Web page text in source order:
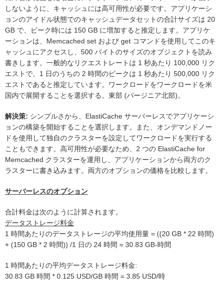
しないように、キャッシュには高可用性が必要です。アプリケーシ
ョンのアイドル状態でのキャッシュデータセットの合計サイズは 20
GB で、ピーク時には 150 GB に増加すると推定します。アプリケ
ーションは、Memcached set および get コマンドを使用してこのキ
ャッシュにアクセスし、500 バイトのサイズのオブジェクトを読み
書きします。一般的なリクエストレートは 1 秒あたり 100,000 リク
エストで、1 日のうちの 2 時間のピークは 1 秒あたり 500,000 リク
エストであると推定しています。ワークロードをワークロードを米
国内で展開することを選択する。東部 (バージニア北部)。
解決策: シンプルさから、ElastiCache サーバーレスでアプリケーシ
ョンの構築を開始することを選択します。また、オンデマンドノー
ドを使用して独自のクラスターを設定してワークロードを実行する
こともできます。高可用性が必要なため、2 つの ElastiCache for
Memcached クラスターを運用し、アプリケーションから両方のク
ラスターに書き込みます。両方のオプションの価格を比較します。
サーバーレスのオプション
合計料金は次のように計算されます。
データストレージ料金
1 時間あたりのデータストレージの平均使用量 = ((20 GB * 22 時間)
+ (150 GB * 2 時間)) /1 日の 24 時間 = 30.83 GB-時間
1 時間あたりの平均データストレージ料金:
30.83 GB 時間 * 0.125 USD/GB 時間 = 3.85 USD/時